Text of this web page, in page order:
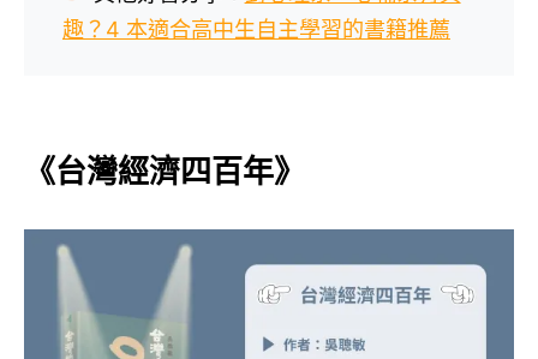
趣？4 本適合高中生自主學習的書籍推薦
《台灣經濟四百年》